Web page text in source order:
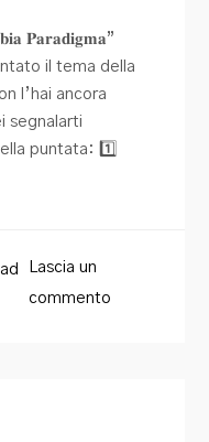
𝐏𝐚𝐫𝐚𝐝𝐢𝐠𝐦𝐚”
il tema della
l’hai ancora
segnalarti
puntata: 1️⃣
Lascia un
commento